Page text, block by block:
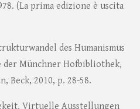
(La prima edizione è uscita
des Humanismus
der Münchner Hofbibliothek,
Beck, 2010, p. 28-58.
Virtuelle Ausstellungen